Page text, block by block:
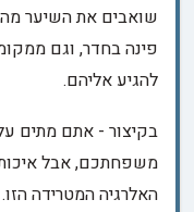
שואבים את השיער
פינה בחדר, וגם
להגיע אליהם.
בקיצור - אתם מתים
משפחתכם, אבל
האלרגיה המטרידה